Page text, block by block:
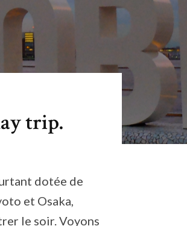
trip.
dotée de
et Osaka,
le soir. Voyons